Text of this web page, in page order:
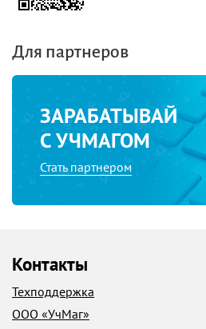
способствовать развитию умения
Для партнеров
ЗАРАБАТЫВАЙ
С УЧМАГОМ
Стать партнером
Контакты
Техподдержка
ООО «УчМаг»